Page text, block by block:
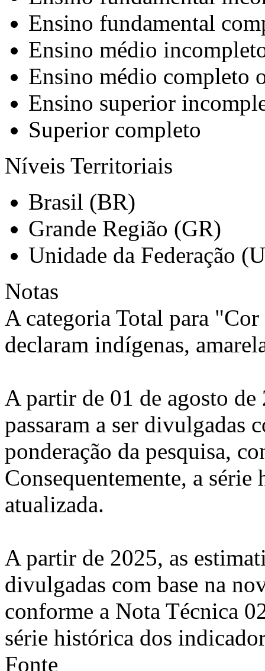
Ensino fundamental
Ensino médio
Ensino médio completo
Ensino superior
Superior completo
Níveis Territoriais
Brasil (BR)
Grande Região (GR)
Unidade da Federação
Notas
A categoria Total para
declaram indígenas,
A partir de 01 de agosto de
passaram a ser divulgadas
ponderação da pesquisa,
Consequentemente, a
atualizada.
A partir de 2025, as
divulgadas com base na
conforme a Nota Técnica
série histórica dos
Fonte